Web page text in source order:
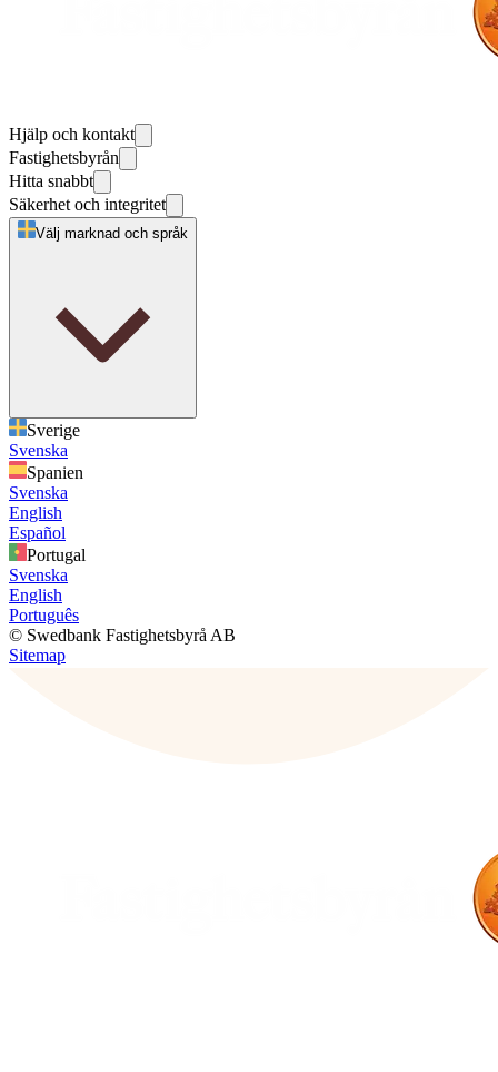
Hjälp och kontakt
Fastighetsbyrån
Hitta snabbt
Säkerhet och integritet
Välj marknad och språk
Sverige
Svenska
Spanien
Svenska
English
Español
Portugal
Svenska
English
Português
© Swedbank Fastighetsbyrå AB
Sitemap